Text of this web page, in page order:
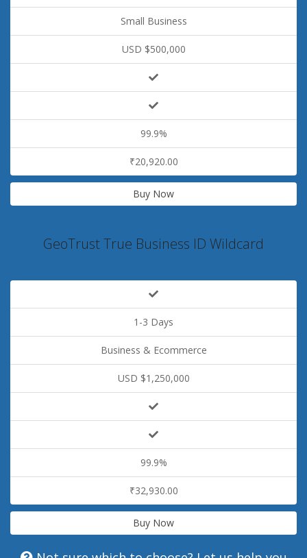
Small Business
USD $500,000
99.9%
₹20,920.00
Buy Now
GeoTrust True Business ID Wildcard
1-3 Days
Business & Ecommerce
USD $1,250,000
99.9%
₹32,930.00
Buy Now